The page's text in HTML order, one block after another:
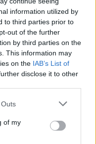
information utilized by
to third parties prior to
out of the further
by third parties on the
This information may
on the IAB’s List of
disclose it to other
of my